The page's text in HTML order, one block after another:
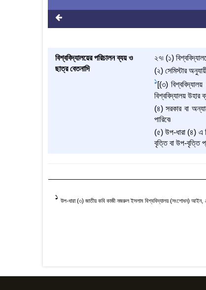
বিশ্ববিদ্যালয়ের পরিচালন ব্যয় ও
ছাত্র বেতনাদি
২৭৷ (১)
(২) সেমিস্টার
1[(৩)
বিশ্ববিদ্যালয় উহার
(৪) সরকার বা
পারিবে৷
(৫) উপ-ধারা (৪) এ
বৃত্তি বা উপ-বৃত্তি
1 উপ-ধারা (৩) জাতীয় কবি কাজী নজরুল ইসলাম বিশ্ববিদ্যালয় (সংশোধন)